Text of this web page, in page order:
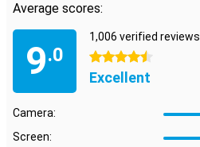
Average scores:
9.0
1,006 verified reviews
4.5 stars
Excellent
Camera:
Screen: